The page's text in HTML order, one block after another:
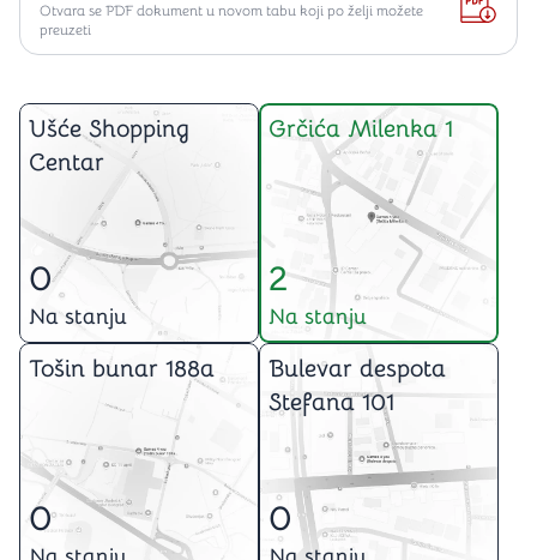
Otvara se PDF dokument u novom tabu koji po želji možete
preuzeti
Ušće Shopping
Centar
0
Na stanju
Grčića Milenka 1
2
Na stanju
Tošin bunar 188a
0
Bulevar despota
Stefana 101
0